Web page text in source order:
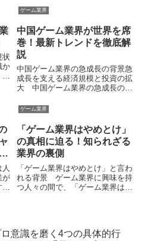
ともマイナスか。転職市場の最新
動向を踏まえ、採用側の見解と転
職希望者の内面を分析しながら、
早期キャリアチェンジがもたらす
影...
状
か
ゲーム業界
中国ゲーム業界が世界を席
巻！最新トレンドを徹底解
説
中国ゲーム業界の急成長の背景急
成長を支える経済規模と投資の拡
大 中国ゲーム業界の急成長の背
投資の拡大が挙げられます。
2024年の中国ゲーム市場は661億
3,000万ドルに達する見込...
が
ゲーム業界
「ゲーム業界はやめとけ」
の真相に迫る！知られざる
業界の裏側
「ゲーム業界はやめとけ」と言わ
れる背景 ゲーム業界に興味を持
つ人々の間で、「ゲーム業界はや
た。また、売上の変動が激しい
ロ意識を磨く4つの具体的行